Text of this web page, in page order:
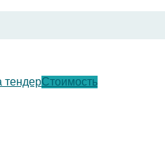
тендерСтоимость